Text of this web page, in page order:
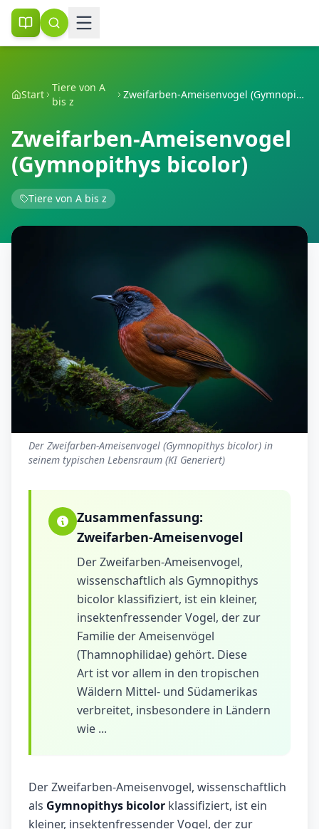
Start
Tiere von A
bis z
Zweifarben-Ameisenvogel (Gymnopithys bicolor)
Zweifarben-Ameisenvogel
(Gymnopithys bicolor)
Tiere von A bis z
Der Zweifarben-Ameisenvogel (Gymnopithys bicolor) in
seinem typischen Lebensraum (KI Generiert)
Zusammenfassung:
Zweifarben-Ameisenvogel
Der Zweifarben-Ameisenvogel,
wissenschaftlich als Gymnopithys
bicolor klassifiziert, ist ein kleiner,
insektenfressender Vogel, der zur
Familie der Ameisenvögel
(Thamnophilidae) gehört. Diese
Art ist vor allem in den tropischen
Wäldern Mittel- und Südamerikas
verbreitet, insbesondere in Ländern
wie ...
Der Zweifarben-Ameisenvogel, wissenschaftlich
als Gymnopithys bicolor klassifiziert, ist ein
kleiner, insektenfressender Vogel, der zur